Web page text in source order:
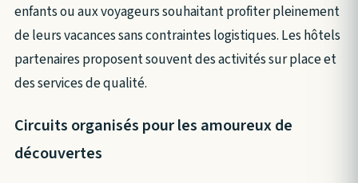
enfants ou aux voyageurs souhaitant profiter pleinement
de leurs vacances sans contraintes logistiques. Les hôtels
partenaires proposent souvent des activités sur place et
des services de qualité.
Circuits organisés pour les amoureux de
découvertes